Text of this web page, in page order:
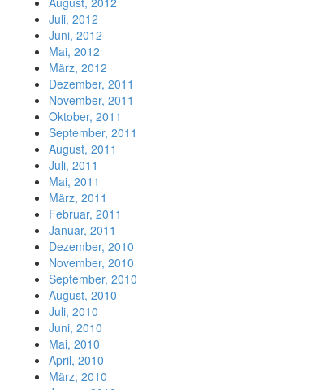
Juli, 2012
Juni, 2012
Mai, 2012
März, 2012
Dezember, 2011
November, 2011
Oktober, 2011
September, 2011
August, 2011
Juli, 2011
Mai, 2011
März, 2011
Februar, 2011
Januar, 2011
Dezember, 2010
November, 2010
September, 2010
August, 2010
Juli, 2010
Juni, 2010
Mai, 2010
April, 2010
März, 2010